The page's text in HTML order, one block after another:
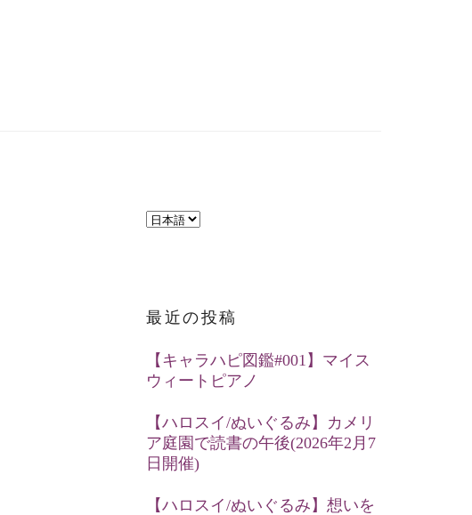
言
択
最近の投稿
【キャラハピ図鑑#001】マイス
ウィートピアノ
【ハロスイ/ぬいぐるみ】カメリ
ア庭園で読書の午後(2026年2月7
日開催)
【ハロスイ/ぬいぐるみ】想いを